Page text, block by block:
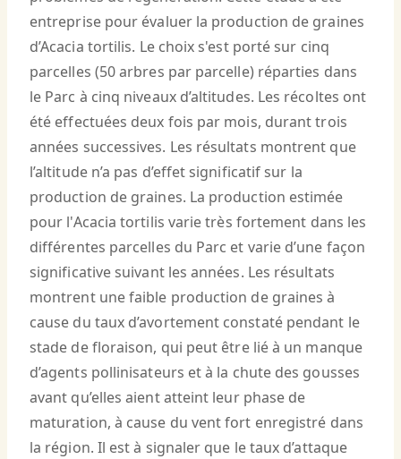
entreprise pour évaluer la production de graines
d’Acacia tortilis. Le choix s'est porté sur cinq
parcelles (50 arbres par parcelle) réparties dans
le Parc à cinq niveaux d’altitudes. Les récoltes ont
été effectuées deux fois par mois, durant trois
années successives. Les résultats montrent que
l’altitude n’a pas d’effet significatif sur la
production de graines. La production estimée
pour l'Acacia tortilis varie très fortement dans les
différentes parcelles du Parc et varie d’une façon
significative suivant les années. Les résultats
montrent une faible production de graines à
cause du taux d’avortement constaté pendant le
stade de floraison, qui peut être lié à un manque
d’agents pollinisateurs et à la chute des gousses
avant qu’elles aient atteint leur phase de
maturation, à cause du vent fort enregistré dans
la région. Il est à signaler que le taux d’attaque